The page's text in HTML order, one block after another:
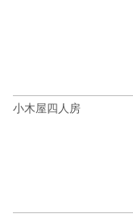
小木屋四人房